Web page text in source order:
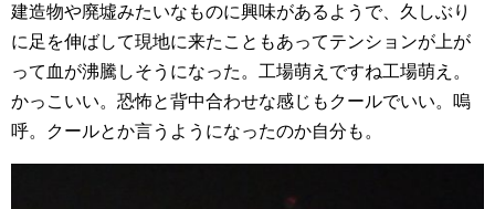
建造物や廃墟みたいなものに興味があるようで、久しぶり
に足を伸ばして現地に来たこともあってテンションが上が
って血が沸騰しそうになった。工場萌えですね工場萌え。
かっこいい。恐怖と背中合わせな感じもクールでいい。嗚
呼。クールとか言うようになったのか自分も。